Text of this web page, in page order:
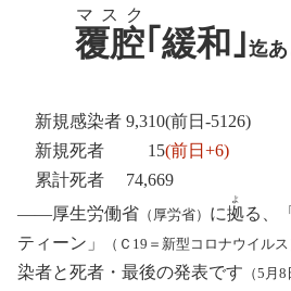
覆腔
マ ス ク
｢緩和｣迄あ
新規感染者 9,310(前日 -5126)
新規死者 15(前日+6)
累計死者 74,669
――厚生労働省 （厚労省） に拠
よ
る、
ティーン」
（Ｃ19 ＝ 新型コロナウイルス
染者と死者 ・ 最後の発表です （5月8